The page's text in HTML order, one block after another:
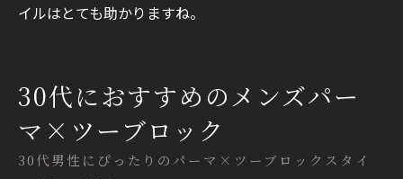
イルはとても助かりますね。
30代男性にぴったりのパーマ×ツーブロックスタイ
30代におすすめのメンズパー
マ×ツーブロック